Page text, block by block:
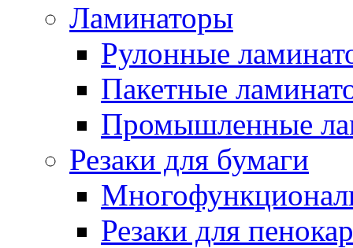
Ламинаторы
Рулонные
Пакетные
Промышленные
Резаки для бумаги
Резаки для